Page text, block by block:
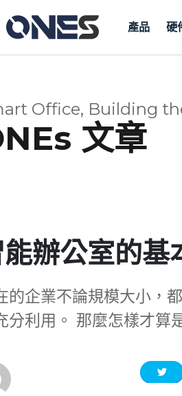
產品 硬
Office, Building
文章
辦公室的基
的企業不論規模大小，
分利用。 那麼怎樣才算